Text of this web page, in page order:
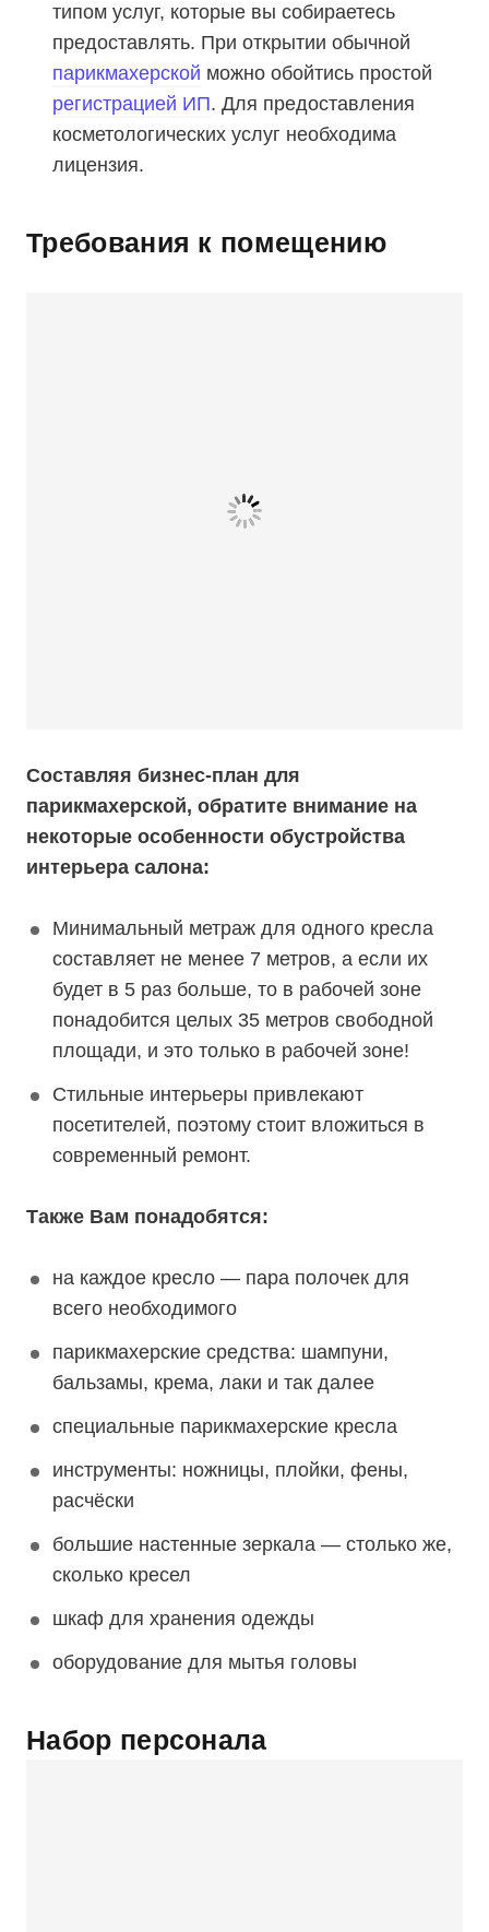
типом услуг, которые вы собираетесь
предоставлять. При открытии обычной
парикмахерской можно обойтись простой
регистрацией ИП. Для предоставления
косметологических услуг необходима
лицензия.
Требования к помещению
Составляя бизнес-план для
парикмахерской, обратите внимание на
некоторые особенности обустройства
интерьера салона:
Минимальный метраж для одного кресла
составляет не менее 7 метров, а если их
будет в 5 раз больше, то в рабочей зоне
понадобится целых 35 метров свободной
площади, и это только в рабочей зоне!
Стильные интерьеры привлекают
посетителей, поэтому стоит вложиться в
современный ремонт.
Также Вам понадобятся:
на каждое кресло — пара полочек для
всего необходимого
парикмахерские средства: шампуни,
бальзамы, крема, лаки и так далее
специальные парикмахерские кресла
инструменты: ножницы, плойки, фены,
расчёски
большие настенные зеркала — столько же,
сколько кресел
шкаф для хранения одежды
оборудование для мытья головы
Набор персонала